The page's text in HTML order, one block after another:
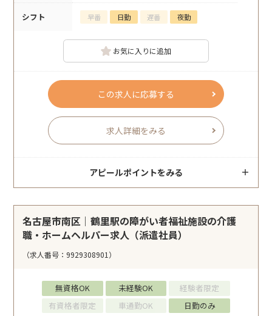
シフト 早番 日勤 遅番 夜勤
お気に入りに追加
この求人に応募する
求人詳細をみる
アピールポイントをみる
名古屋市南区｜鶴里駅の障がい者福祉施設の介護
職・ホームヘルパー求人（派遣社員）
（求人番号：9929308901）
無資格OK 未経験OK
経験者限定
有資格者限定
車通勤OK 日勤のみ